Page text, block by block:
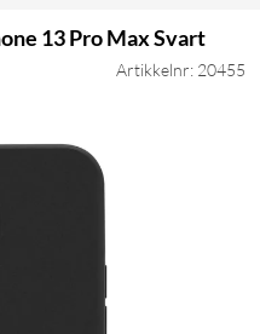
13 Pro Max Svart
Artikkelnr: 20455